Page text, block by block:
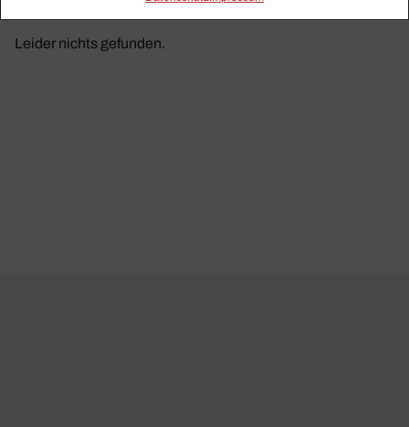
Leider nichts gefunden.